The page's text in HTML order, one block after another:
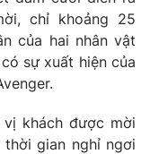
chỉ khoảng 25
của hai nhân vật
sự xuất hiện của
khách được mời
gian nghỉ ngơi